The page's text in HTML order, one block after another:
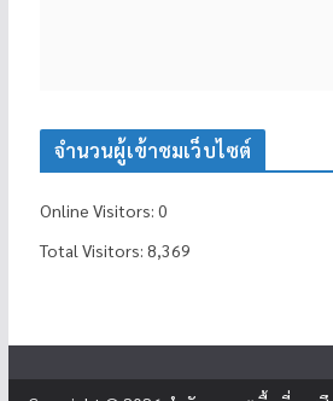
จำนวนผู้เข้าชมเว็บไซต์
Online Visitors: 0
Total Visitors: 8,369